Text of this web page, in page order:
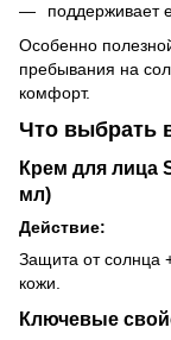
поддерживает
Особенно
пребывания на
комфорт.
Что выбрать
Крем для лица
мл)
Действие:
Защита от солнца
кожи.
Ключевые